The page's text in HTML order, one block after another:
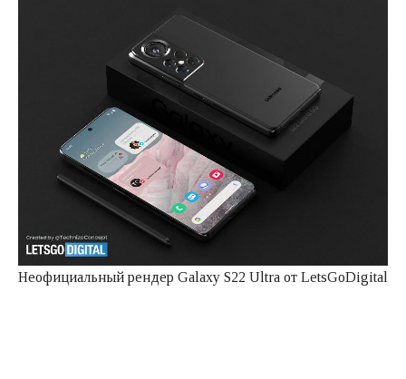
Неофициальный рендер Galaxy S22 Ultra от LetsGoDigital